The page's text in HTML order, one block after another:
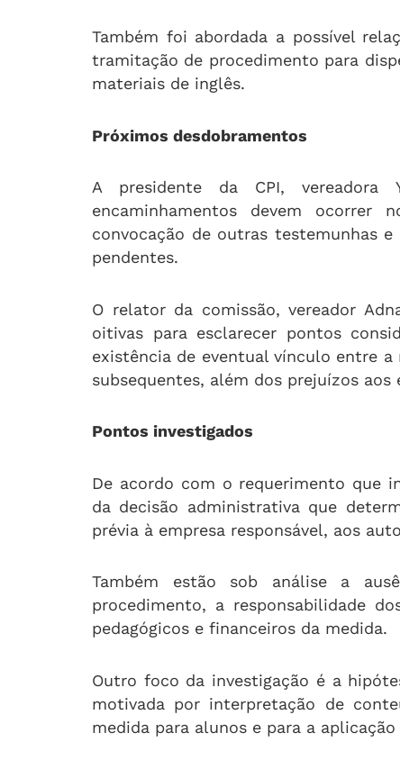
Também foi abordada a possível
tramitação de procedimento para
materiais de inglês.
Próximos desdobramentos
A presidente da CPI, vereadora
encaminhamentos devem ocorrer
convocação de outras testemunhas
pendentes.
O relator da comissão, vereador
oitivas para esclarecer pontos
existência de eventual vínculo entre
subsequentes, além dos prejuízos aos
Pontos investigados
De acordo com o requerimento que
da decisão administrativa que
prévia à empresa responsável, aos
Também estão sob análise a
procedimento, a responsabilidade
pedagógicos e financeiros da medida.
Outro foco da investigação é a
motivada por interpretação de
medida para alunos e para a